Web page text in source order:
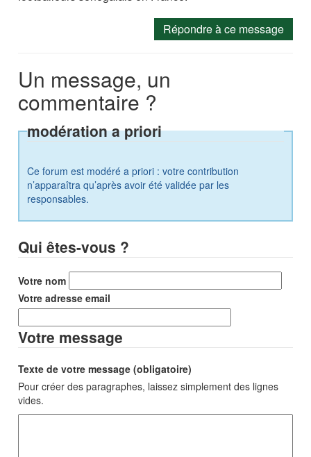
Répondre à ce message
Un message, un
commentaire ?
modération a priori
Ce forum est modéré a priori : votre contribution
n’apparaîtra qu’après avoir été validée par les
responsables.
Qui êtes-vous ?
Votre nom
Votre adresse email
Votre message
Texte de votre message (obligatoire)
Pour créer des paragraphes, laissez simplement des lignes
vides.